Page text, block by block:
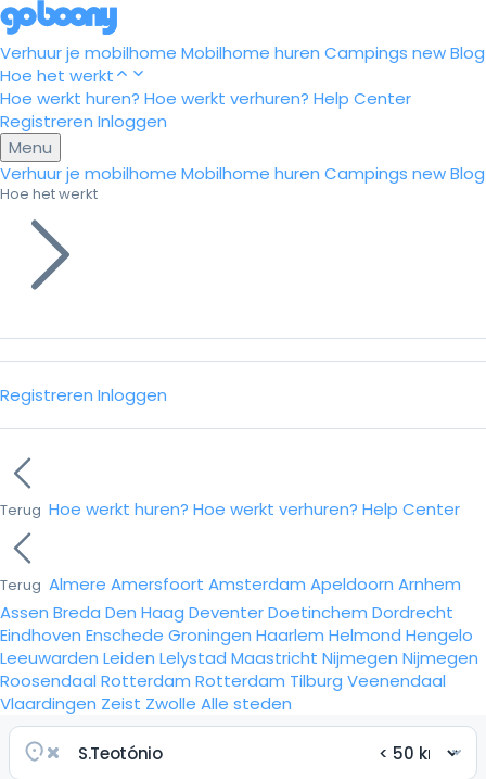
Verhuur je mobilhome Mobilhome huren Campings newBlog
Hoe het werkt
Hoe werkt huren? Hoe werkt verhuren? Help Center
Registreren Inloggen
Menu
Verhuur je mobilhome Mobilhome huren Campings newBlog
Hoe het werkt
Registreren Inloggen
Terug Hoe werkt huren? Hoe werkt verhuren? Help Center
Terug Almere Amersfoort Amsterdam Apeldoorn Arnhem
Assen Breda Den Haag DeventerDoetinchem Dordrecht
Eindhoven Enschede Groningen Haarlem Helmond Hengelo
Leeuwarden Leiden Lelystad Maastricht Nijmegen Nijmegen
Roosendaal Rotterdam Rotterdam Tilburg Veenendaal
Vlaardingen Zeist Zwolle Alle steden